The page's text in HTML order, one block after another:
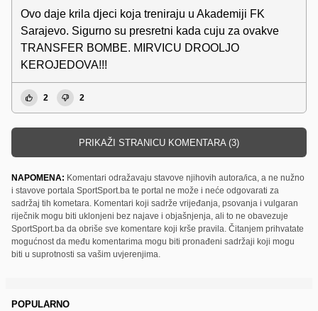
Ovo daje krila djeci koja treniraju u Akademiji FK
Sarajevo. Sigurno su presretni kada cuju za ovakve
TRANSFER BOMBE. MIRVICU DROOLJO
KEROJEDOVA!!!
2 2
PRIKAŽI STRANICU KOMENTARA (3)
NAPOMENA: Komentari odražavaju stavove njihovih autora/ica, a ne nužno
i stavove portala SportSport.ba te portal ne može i neće odgovarati za
sadržaj tih kometara. Komentari koji sadrže vrijeđanja, psovanja i vulgaran
riječnik mogu biti uklonjeni bez najave i objašnjenja, ali to ne obavezuje
SportSport.ba da obriše sve komentare koji krše pravila. Čitanjem prihvatate
mogućnost da među komentarima mogu biti pronađeni sadržaji koji mogu
biti u suprotnosti sa vašim uvjerenjima.
POPULARNO